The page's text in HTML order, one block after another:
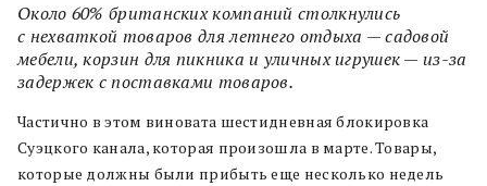
Около 60% британских компаний столкнулись
с нехваткой товаров для летнего отдыха — садовой
мебели, корзин для пикника и уличных игрушек — из-за
задержек с поставками товаров.
Частично в этом виновата шестидневная блокировка
Суэцкого канала, которая произошла в марте. Товары,
которые должны были прибыть еще несколько недель